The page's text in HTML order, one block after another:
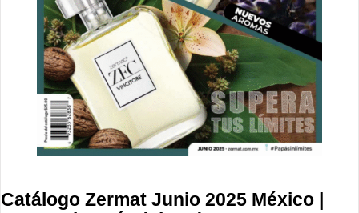
Catálogo Zermat Junio 2025 México |